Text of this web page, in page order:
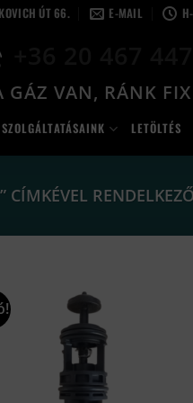
ÚT 66. E-MAIL
GÁZ VAN, RÁNK
SZOLGÁLTATÁSAINK LETÖLTÉS
CÍMKÉVEL